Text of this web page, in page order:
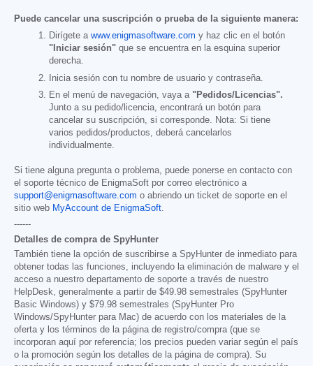
Puede cancelar una suscripción o prueba de la siguiente manera:
Dirígete a www.enigmasoftware.com y haz clic en el botón
"Iniciar sesión" que se encuentra en la esquina superior
derecha.
Inicia sesión con tu nombre de usuario y contraseña.
En el menú de navegación, vaya a "Pedidos/Licencias".
Junto a su pedido/licencia, encontrará un botón para
cancelar su suscripción, si corresponde. Nota: Si tiene
varios pedidos/productos, deberá cancelarlos
individualmente.
Si tiene alguna pregunta o problema, puede ponerse en contacto con
el soporte técnico de EnigmaSoft por correo electrónico a
support@enigmasoftware.com o abriendo un ticket de soporte en el
sitio web MyAccount de EnigmaSoft.
------
Detalles de compra de SpyHunter
También tiene la opción de suscribirse a SpyHunter de inmediato para
obtener todas las funciones, incluyendo la eliminación de malware y el
acceso a nuestro departamento de soporte a través de nuestro
HelpDesk, generalmente a partir de $49.98 semestrales (SpyHunter
Basic Windows) y $79.98 semestrales (SpyHunter Pro
Windows/SpyHunter para Mac) de acuerdo con los materiales de la
oferta y los términos de la página de registro/compra (que se
incorporan aquí por referencia; los precios pueden variar según el país
o la promoción según los detalles de la página de compra). Su